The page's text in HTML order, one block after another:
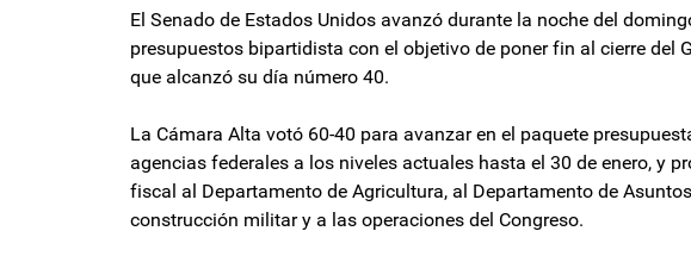
El Senado de Estados Unidos avanzó durante la noche del
presupuestos bipartidista con el objetivo de poner fin al cierre del
que alcanzó su día número 40.
La Cámara Alta votó 60-40 para avanzar en el paquete
agencias federales a los niveles actuales hasta el 30 de enero, y
fiscal al Departamento de Agricultura, al Departamento de
construcción militar y a las operaciones del Congreso.